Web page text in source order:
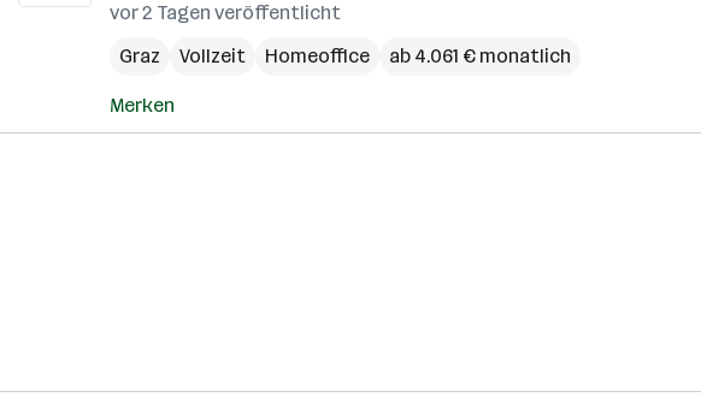
vor 2 Tagen veröffentlicht
Graz
Vollzeit Homeoffice ab 4.061 € monatlich
Merken